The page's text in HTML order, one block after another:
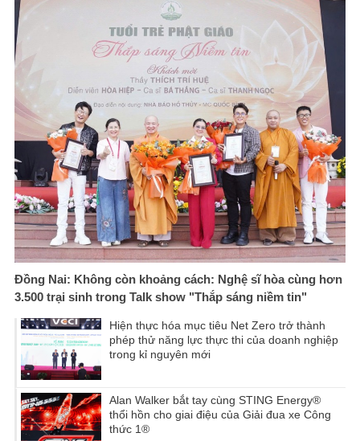
Đồng Nai: Không còn khoảng cách: Nghệ sĩ hòa cùng hơn
3.500 trại sinh trong Talk show "Thắp sáng niềm tin"
Hiện thực hóa mục tiêu Net Zero trở thành
phép thử năng lực thực thi của doanh nghiệp
trong kỉ nguyên mới
Alan Walker bắt tay cùng STING Energy®
thổi hồn cho giai điệu của Giải đua xe Công
thức 1®